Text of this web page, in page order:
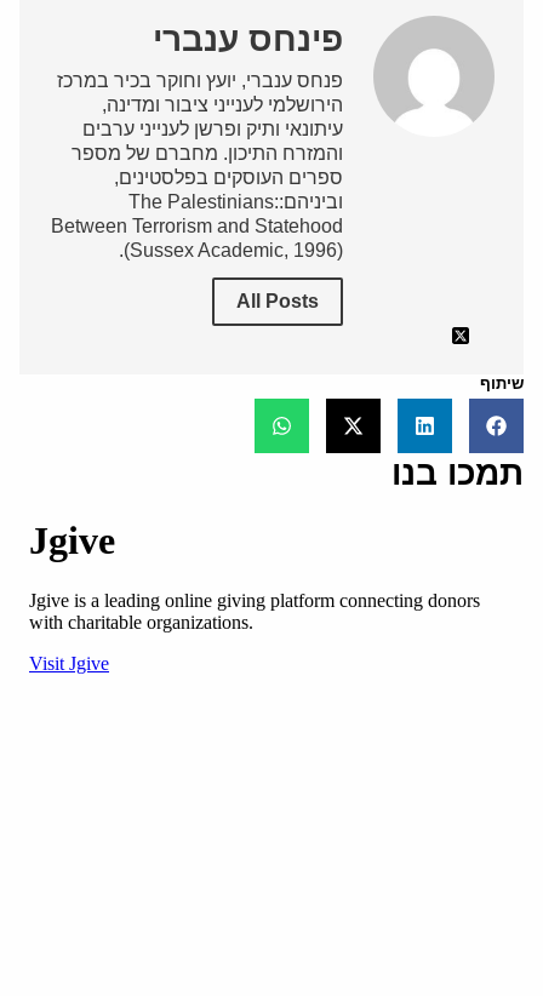
פינחס ענברי
פנחס ענברי, יועץ וחוקר בכיר במרכז
הירושלמי לענייני ציבור ומדינה,
עיתונאי ותיק ופרשן לענייני ערבים
והמזרח התיכון. מחברם של מספר
ספרים העוסקים בפלסטינים,
וביניהם:The Palestinians:
Between Terrorism and Statehood
(Sussex Academic, 1996).
All Posts
שיתוף
תמכו בנו